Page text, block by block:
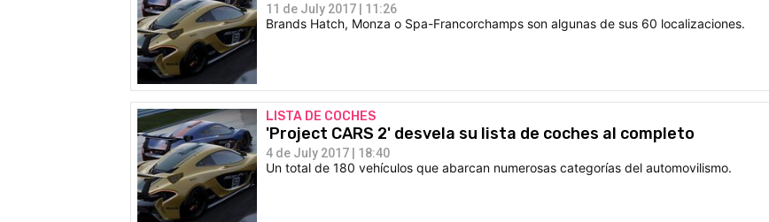
11 de July 2017 | 11:26
Brands Hatch, Monza o Spa-Francorchamps son algunas de sus 60 localizaciones.
LISTA DE COCHES
'Project CARS 2' desvela su lista de coches al completo
4 de July 2017 | 18:40
Un total de 180 vehículos que abarcan numerosas categorías del automovilismo.